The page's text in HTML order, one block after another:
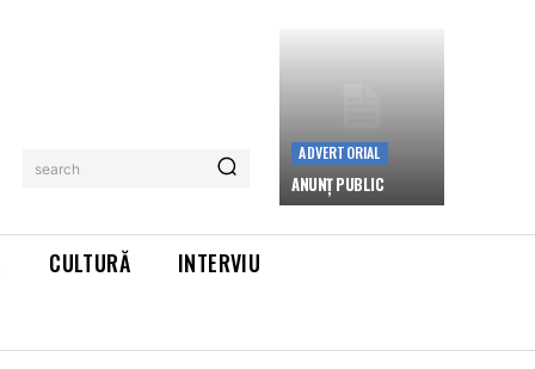
search
ADVERTORIAL
ANUNȚ PUBLIC
CULTURĂ
INTERVIU